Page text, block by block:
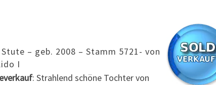
– geb. 2008 – Stamm 5721- von
I
: Strahlend schöne Tochter von